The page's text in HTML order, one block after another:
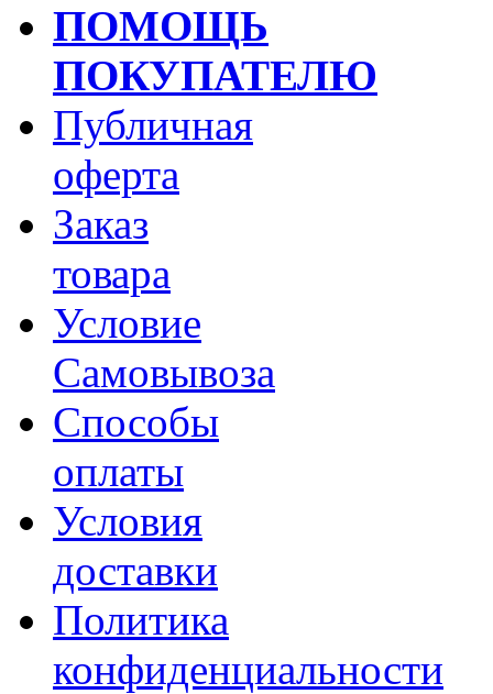
ПОМОЩЬ
ПОКУПАТЕЛЮ
Публичная
оферта
Заказ
товара
Условие
Самовывоза
Способы
оплаты
Условия
доставки
Политика
конфиденциальности